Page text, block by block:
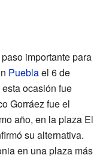
importante para
Pueblael 6 de
ocasión fue
Gorráez fue el
año, en la plaza El
su alternativa.
en una plaza más